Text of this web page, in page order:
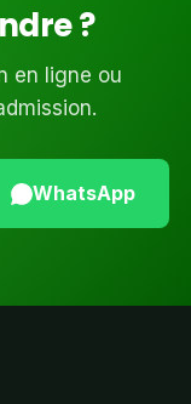
?
en ligne ou
WhatsApp